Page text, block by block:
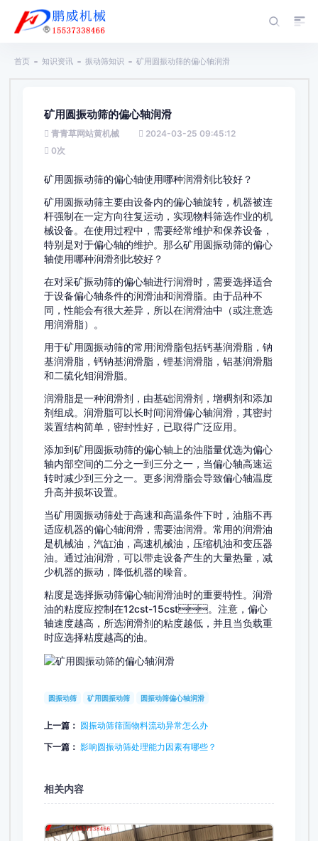
首页 知识资讯 振动筛知识 矿用圆振动筛的偏心轴润滑
矿用圆振动筛的偏心轴润滑
青青草网站黄机械
2024-03-25 09:45:12
0次
矿用圆振动筛的偏心轴使用哪种润滑剂比较好？
矿用圆振动筛主要由设备内的偏心轴旋转，机器被连
杆强制在一定方向往复运动，实现物料筛选作业的机
械设备。在使用过程中，需要经常维护和保养设备，
特别是对于偏心轴的维护。那么矿用圆振动筛的偏心
轴使用哪种润滑剂比较好？
在对采矿振动筛的偏心轴进行润滑时，需要选择适合
于设备偏心轴条件的润滑油和润滑脂。由于品种不
同，性能会有很大差异，所以在润滑油中（或注意选
用润滑脂）。
用于矿用圆振动筛的常用润滑脂包括钙基润滑脂，钠
基润滑脂，钙钠基润滑脂，锂基润滑脂，铝基润滑脂
和二硫化钼润滑脂。
润滑脂是一种润滑剂，由基础润滑剂，增稠剂和添加
剂组成。润滑脂可以长时间润滑偏心轴润滑，其密封
装置结构简单，密封性好，已取得广泛应用。
添加到矿用圆振动筛的偏心轴上的油脂量优选为偏心
轴内部空间的二分之一到三分之一，当偏心轴高速运
转时减少到三分之一。更多润滑脂会导致偏心轴温度
升高并损坏设置。
当矿用圆振动筛处于高速和高温条件下时，油脂不再
适应机器的偏心轴润滑，需要油润滑。常用的润滑油
是机械油，汽缸油，高速机械油，压缩机油和变压器
油。通过油润滑，可以带走设备产生的大量热量，减
少机器的振动，降低机器的噪音。
粘度是选择振动筛偏心轴润滑油时的重要特性。润滑
油的粘度应控制在12cst-15cst。注意，偏心
轴速度越高，所选润滑剂的粘度越低，并且当负载重
时应选择粘度越高的油。
圆振动筛 矿用圆振动筛 圆振动筛偏心轴润滑
上一篇： 圆振动筛筛面物料流动异常怎么办
下一篇： 影响圆振动筛处理能力因素有哪些？
相关内容